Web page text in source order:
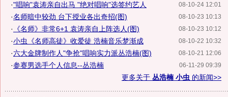
08-10-24 12:01
·"唱响"袁涛亲自出马 "绝对唱响"选签约艺人
08-10-23 10:13
·名师暗中较劲 台下授业各出奇招(图)
08-10-23 10:12
· 《名师》非常6+1 袁涛亲自上阵选人(图)
08-10-22 10:32
·小虫《名师高徒》收爱徒 浩楠音乐梦渐成
08-10-21 12:06
·六大金牌制作人"争抢"唱响实力派丛浩楠(图)
06-11-29 09:39
·参赛男选手个人信息--丛浩楠
更多关于 丛浩楠 小虫 的新闻>>